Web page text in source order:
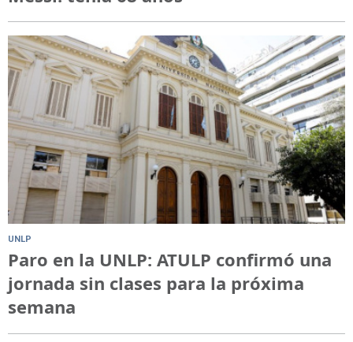
UNLP
Paro en la UNLP: ATULP confirmó una
jornada sin clases para la próxima
semana